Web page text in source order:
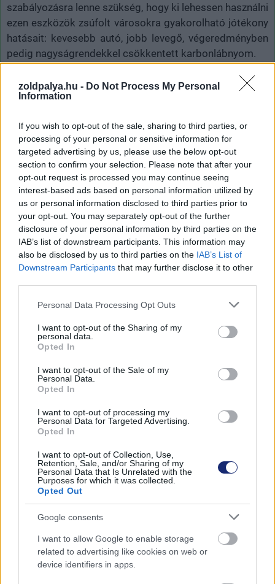
zoldpalya.hu - Do Not Process My Personal
Information
If you wish to opt-out of the sale, sharing to third parties, or
processing of your personal or sensitive information for
targeted advertising by us, please use the below opt-out
section to confirm your selection. Please note that after your
opt-out request is processed you may continue seeing
interest-based ads based on personal information utilized by
us or personal information disclosed to third parties prior to
your opt-out. You may separately opt-out of the further
disclosure of your personal information by third parties on the
IAB’s list of downstream participants. This information may
also be disclosed by us to third parties on the IAB’s List of
Downstream Participants that may further disclose it to other
Please note that this website/app uses one or more Google
not limited to your visit or usage behaviour. You may click to
grant or deny consent to Google and its third-party tags to
use your data for below specified purposes in below Google
consent section.
Personal Data Processing Opt Outs
I want to opt-out of the Sharing of my
personal data.
Opted In
I want to opt-out of the Sale of my
Personal Data.
Opted In
I want to opt-out of processing my
Personal Data for Targeted Advertising.
Opted In
I want to opt-out of Collection, Use,
Retention, Sale, and/or Sharing of my
Personal Data that Is Unrelated with the
Purposes for which it was collected.
Opted Out
Google consents
I want to allow Google to enable storage
related to advertising like cookies on web or
device identifiers in apps.
szabályozásra lenne szükség, hogy ki lehessen használni
ezen eszközök zsúfolt városokra gyakorolható jótékony
hatásait: kevesebb autó, jobb levegő, végeredményben
pedig nagyságrendekkel csökkentett karbonlábnyom.
Európa sok országában, például Angliában vagy
Hollandiában egyébként szigorú szabályokhoz kötik
jogalkotók és döntéshozók viszont szerencsére az
együttélés kereteinek megteremtésében látják a
megoldást - idehaza jelenleg csak kiemelt sétáló
zónákban nem használhatóak az elektromos rollerek.
Támpontok a mindennapi rolleres
közlekedéshez
Az elektromos rollerek használatával kapcsolatos
gyakorlati javaslat, hogy a kerékpárutakat és sávokat
előnyben részesítve közlekedjünk.
elsőbbségadásra vagy a gyalogosátkelőkre
vonatkozó szabályait. Amennyiben a kerékpárosokra
vonatkozó szabályokat betartva haladunk, ez
biztonságos támpontot ad a mindennapi közlekedés
forgatagában. Az autósok is erre számítanak, a
kerékpárra vonatkozó szabályok teljesen
Ne veszélyeztessük a gyalogosokat a járdán, ha
mégis itt kényszerülünk közlekedni, hajtsunk minél
lassabban!
Ha az úttesten haladunk, saját biztonságunk
érdekében az autós forgalmat se tartsuk fel, legyünk
láthatóak, jelezzük az irányváltást, és ne robogjunk át
nagy sebességgel a zebrán, mondván, azt hallottuk, a
roller gyalogosnak számít.